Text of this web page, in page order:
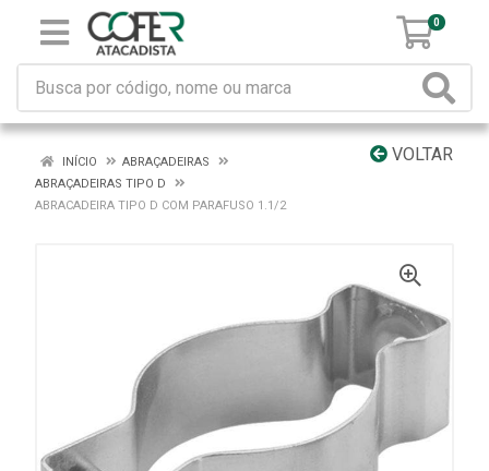
0
VOLTAR
INÍCIO
ABRAÇADEIRAS
ABRAÇADEIRAS TIPO D
ABRACADEIRA TIPO D COM PARAFUSO 1.1/2